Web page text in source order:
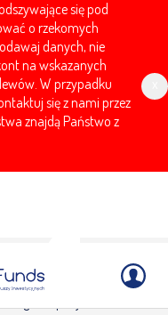
się pod
o rzekomych
danych, nie
na wskazanych
W przypadku
się z nami przez
znajdą Państwo z